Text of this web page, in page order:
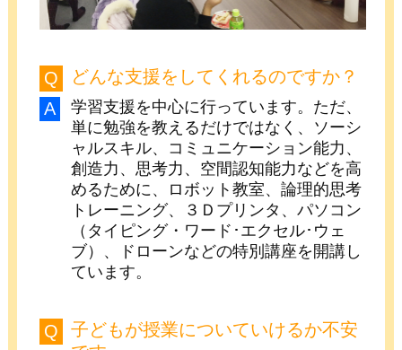
どんな支援をしてくれるのですか？
学習支援を中心に行っています。ただ、
単に勉強を教えるだけではなく、ソーシ
ャルスキル、コミュニケーション能力、
創造力、思考力、空間認知能力などを高
めるために、ロボット教室、論理的思考
トレーニング、３Ｄプリンタ、パソコン
（タイピング・ワード･エクセル･ウェ
ブ）、ドローンなどの特別講座を開講し
ています。
子どもが授業についていけるか不安